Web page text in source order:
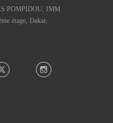
POMPIDOU, IMM
étage, Dakar,